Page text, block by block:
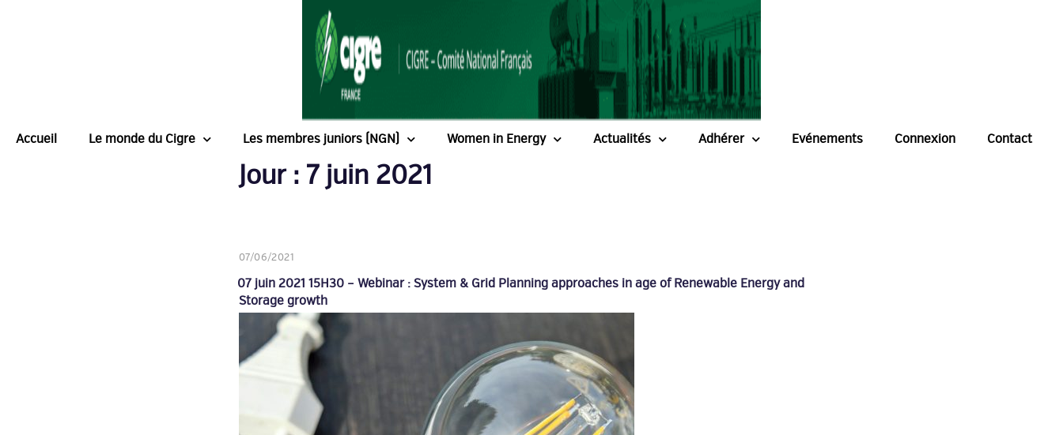
Accueil Le monde du Cigre Les membres juniors (NGN) Women in Energy Actualités Adhérer Evénements Connexion Contact
Jour : 7 juin 2021
07/06/2021
07 juin 2021 15H30 – Webinar : System & Grid Planning approaches in age of Renewable Energy and
Storage growth